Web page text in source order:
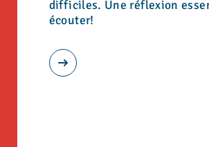
difficiles. Une réflexion
écouter!